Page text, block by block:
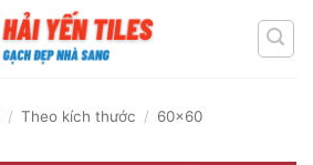
/ Theo kích thước / 60x60